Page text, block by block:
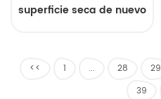
superficie seca de nuevo
<< 1 ... 28 29
39